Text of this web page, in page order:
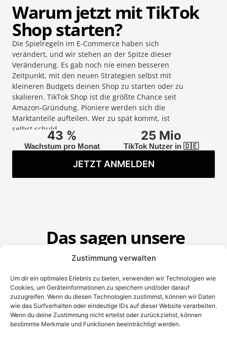
Zustimmung verwalten
Um dir ein optimales Erlebnis zu bieten, verwenden wir Technologien wie
Cookies, um Geräteinformationen zu speichern und/oder darauf
zuzugreifen. Wenn du diesen Technologien zustimmst, können wir Daten
wie das Surfverhalten oder eindeutige IDs auf dieser Website verarbeiten.
Wenn du deine Zustimmung nicht erteilst oder zurückziehst, können
bestimmte Merkmale und Funktionen beeinträchtigt werden.
Warum jetzt mit TikTok
Shop starten?
Die Spielregeln im E-Commerce haben sich
verändert, und wir stehen an der Spitze dieser
Veränderung. Es gab noch nie einen besseren
Zeitpunkt, mit den neuen Strategien selbst mit
kleineren Budgets deinen Shop zu starten oder zu
skalieren. TikTok Shop ist die größte Chance seit
Amazon-Gründung. Pioniere werden sich die
Marktanteile aufteilen. Wer zu spät kommt, ist
selbst schuld.
43 %
Wachstum pro Monat
25 Mio
TikTok Nutzer in 🇩🇪
JETZT ANMELDEN
Das sagen unsere
Teilnehmer
sich für dieses Event
Vielen Dank für die ganze Informationen und ihr
Geduld 💖